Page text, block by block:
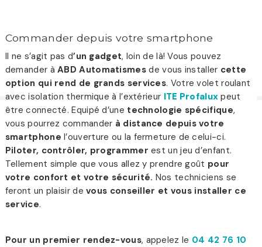
Commander depuis votre smartphone
Il ne s’agit pas d’un gadget, loin de là! Vous pouvez
demander à ABD Automatismes de vous installer cette
option qui rend de grands services. Votre volet roulant
avec isolation thermique à l’extérieur ITE Profalux peut
être connecté. Equipé d’une technologie spécifique,
vous pourrez commander à distance depuis votre
smartphone l’ouverture ou la fermeture de celui-ci.
Piloter, contrôler, programmer est un jeu d’enfant.
Tellement simple que vous allez y prendre goût pour
votre confort et votre sécurité. Nos techniciens se
feront un plaisir de vous conseiller et vous installer ce
service.
Pour un premier rendez-vous, appelez le 04 42 76 10